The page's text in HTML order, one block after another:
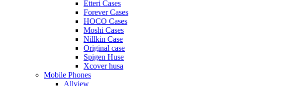
Etteri Cases
Forever Cases
HOCO Cases
Moshi Cases
Nillkin Case
Original case
Spigen Huse
Xcover husa
Mobile Phones
Allview